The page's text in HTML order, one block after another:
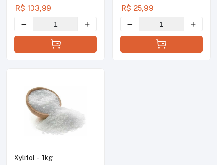
R$ 103,99
Semente - 1kg
R$ 25,99
Xylitol - 1kg